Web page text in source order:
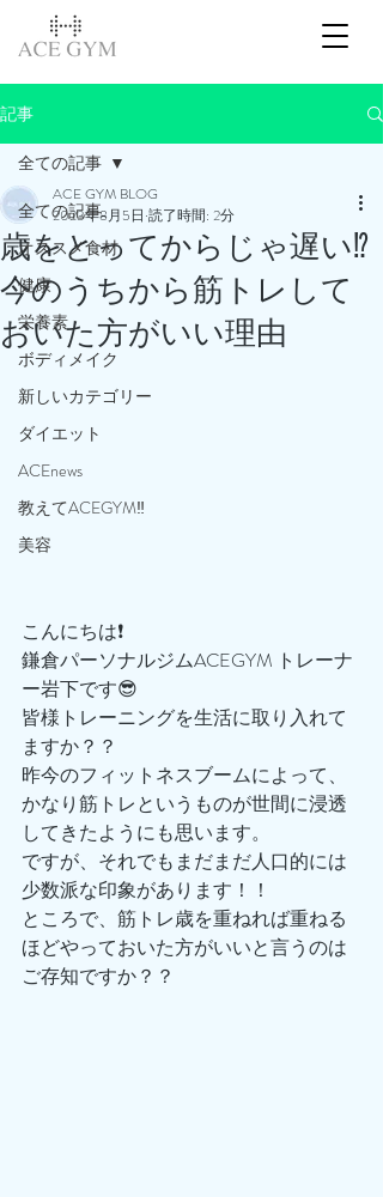
記事
全ての記事
オススメ食材
健康
栄養素
ボディメイク
新しいカテゴリー
ダイエット
ACEnews
教えてACEGYM‼️
美容
全ての記事
歳をとってからじゃ遅い⁉️
今のうちから筋トレして
おいた方がいい理由
ACE GYM BLOG
2023年8月5日 読了時間: 2分
こんにちは❗️
鎌倉パーソナルジムACEGYM トレーナ
ー岩下です😎
皆様トレーニングを生活に取り入れて
ますか？？
昨今のフィットネスブームによって、
かなり筋トレというものが世間に浸透
してきたようにも思います。
ですが、それでもまだまだ人口的には
少数派な印象があります！！
ところで、筋トレ歳を重ねれば重ねる
ほどやっておいた方がいいと言うのは
ご存知ですか？？